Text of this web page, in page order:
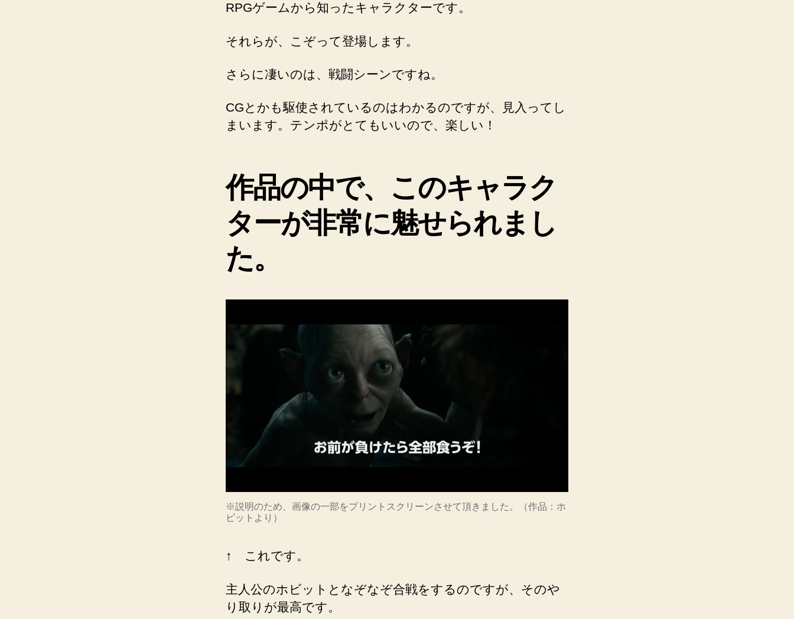
RPGゲームから知ったキャラクターです。
それらが、こぞって登場します。
さらに凄いのは、戦闘シーンですね。
CGとかも駆使されているのはわかるのですが、見入ってし
まいます。テンポがとてもいいので、楽しい！
作品の中で、このキャラク
ターが非常に魅せられまし
た。
※説明のため、画像の一部をプリントスクリーンさせて頂きました。（作品：ホ
ビットより）
↑ これです。
主人公のホビットとなぞなぞ合戦をするのですが、そのや
り取りが最高です。